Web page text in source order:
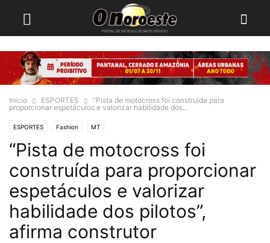
Início ESPORTES
“Pista de motocross foi construída para
proporcionar espetáculos e valorizar habilidade dos...
ESPORTES Fashion MT
“Pista de motocross foi
construída para proporcionar
espetáculos e valorizar
habilidade dos pilotos”,
afirma construtor